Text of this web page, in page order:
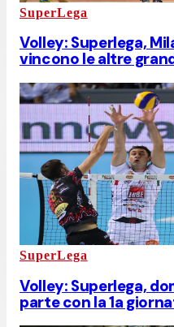
SuperLega
Volley: Superlega,
vincono le altre
SuperLega
Volley: Superlega,
parte con la 1a